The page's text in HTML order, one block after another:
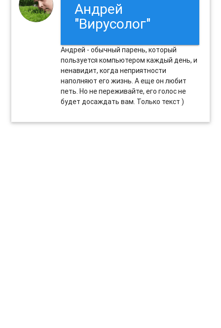
Андрей
"Вирусолог"
Андрей - обычный парень, который
пользуется компьютером каждый день, и
ненавидит, когда неприятности
наполняют его жизнь. А еще он любит
петь. Но не переживайте, его голос не
будет досаждать вам. Только текст )